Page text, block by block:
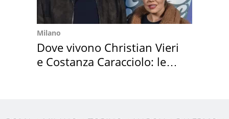
Milano
Dove vivono Christian Vieri
e Costanza Caracciolo: le